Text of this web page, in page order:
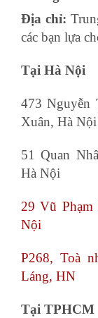
Địa chỉ:
các bạn lựa
Tại Hà Nội
473 Nguyễn
Xuân, Hà Nội
51 Quan
Hà Nội
29 Vũ Phạm
Nội
P268, Toà
Láng, HN
Tại TPHCM